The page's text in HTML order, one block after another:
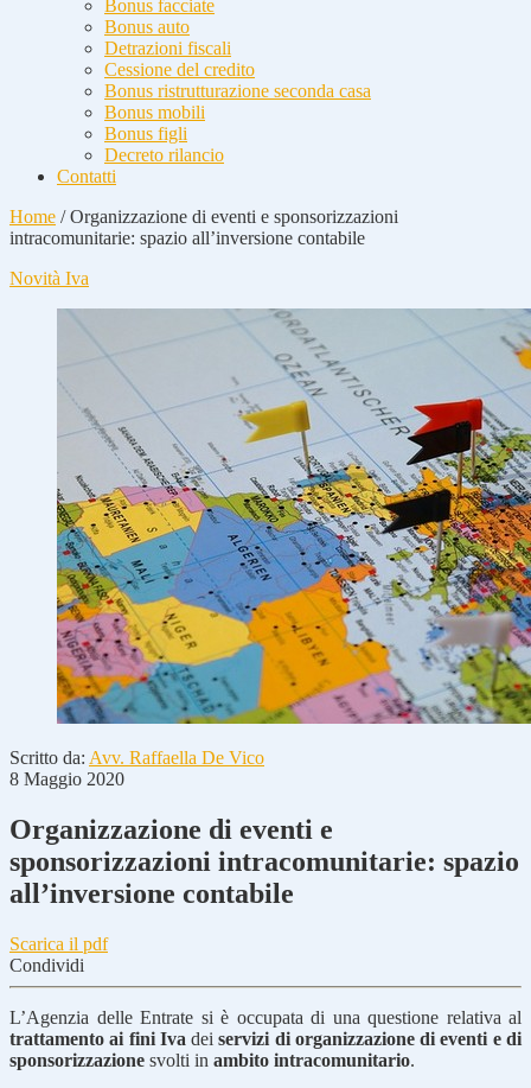
Bonus facciate
Bonus auto
Detrazioni fiscali
Cessione del credito
Bonus ristrutturazione seconda casa
Bonus mobili
Bonus figli
Decreto rilancio
Contatti
Home /Organizzazione di eventi e sponsorizzazioni
intracomunitarie: spazio all’inversione contabile
Novità Iva
Scritto da: Avv. Raffaella De Vico
8 Maggio 2020
Organizzazione di eventi e
sponsorizzazioni intracomunitarie: spazio
all’inversione contabile
Scarica il pdf
Condividi
L’Agenzia delle Entrate si è occupata di una questione relativa al
trattamento ai fini Iva deiservizi di organizzazione di eventi e di
sponsorizzazione svolti in ambito intracomunitario.